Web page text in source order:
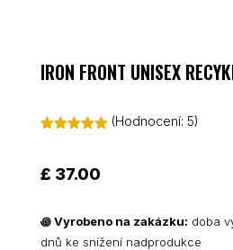
IRON FRONT UNISEX
základě
hodnocení
(Hodnocení:5)
£ 37.00
꩜Vyrobeno na zakázku: doba
dnů ke snížení nadprodukce